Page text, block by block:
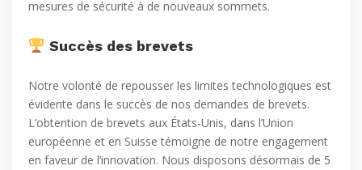
mesures de sécurité à de nouveaux sommets.
Succès des brevets
Notre volonté de repousser les limites technologiques est
évidente dans le succès de nos demandes de brevets.
L’obtention de brevets aux États-Unis, dans l’Union
européenne et en Suisse témoigne de notre engagement
en faveur de l’innovation. Nous disposons désormais de 5